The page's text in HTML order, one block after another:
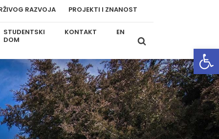
RAZVOJA PROJEKTI I ZNANOST
STUDENTSKI
DOM
KONTAKT EN